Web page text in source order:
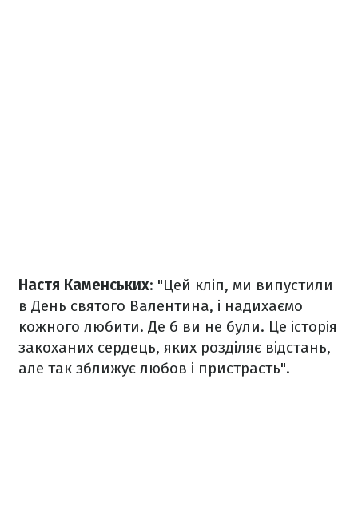
Настя Каменських: "Цей кліп, ми випустили
в День святого Валентина, і надихаємо
кожного любити. Де б ви не були. Це історія
закоханих сердець, яких розділяє відстань,
але так зближує любов і пристрасть".